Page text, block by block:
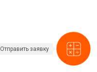
Отправить заявку